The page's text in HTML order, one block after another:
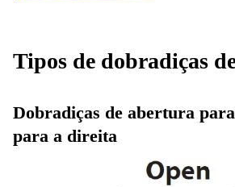
Tipos de dobradiças
Dobradiças de abertura
para a direita